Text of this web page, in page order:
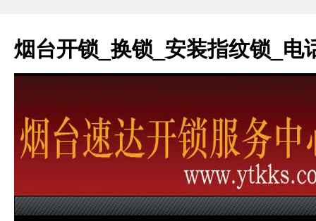
烟台开锁_换锁_安装指纹锁_电